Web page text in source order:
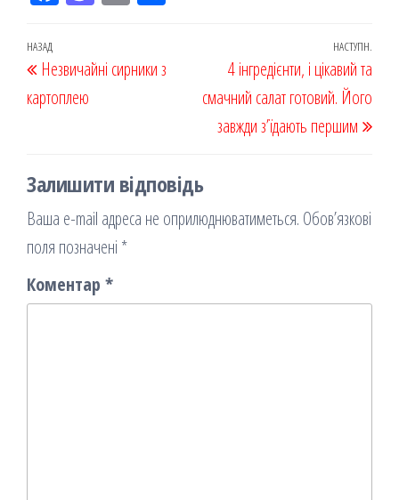
k on
Навігація
записів
Попередній
запис
НАЗАД
Незвичайні сирники з
картоплею
НАСТУПН.
4 інгредієнти, і цікавий та
смачний салат готовий. Його
завжди з’їдають першим
Залишити відповідь
Ваша e-mail адреса не оприлюднюватиметься. Обов’язкові
поля позначені *
Коментар *